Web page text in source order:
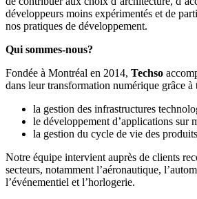
développeurs moins expérimentés et de
nos pratiques de développement.
Qui sommes-nous?
Fondée à Montréal en 2014, Techso
dans leur transformation numérique grâce à
la gestion des infrastructures
le développement d’applications sur
la gestion du cycle de vie des
Notre équipe intervient auprès de clients
secteurs, notamment l’aéronautique,
l’événementiel et l’horlogerie.